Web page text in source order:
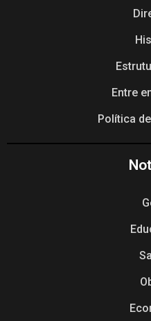
Entre
Política